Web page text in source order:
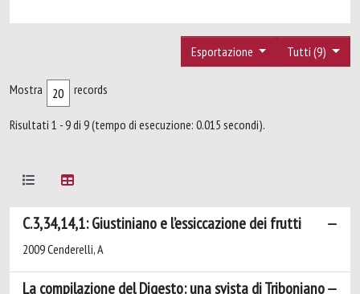
Tutti (9)
Esportazione
Mostra records
Risultati 1 - 9 di 9 (tempo di esecuzione: 0.015 secondi).
C.3,34,14,1: Giustiniano e l’essiccazione dei frutti
2009 Cenderelli, A
La compilazione del Digesto: una svista di Triboniano